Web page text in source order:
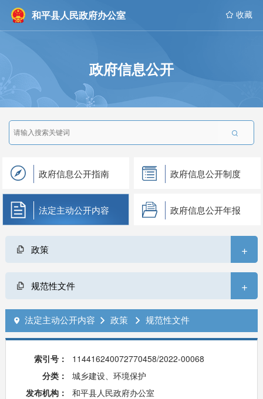
和平县人民政府办公室  收藏
政府信息公开

政府信息公开指南 政府信息公开制度
法定主动公开内容 政府信息公开年报
政策 +
规范性文件 +
 法定主动公开内容  政策  规范性文件
索引号：
114416240072770458/2022-00068
分类：
城乡建设、环境保护
发布机构：
和平县人民政府办公室